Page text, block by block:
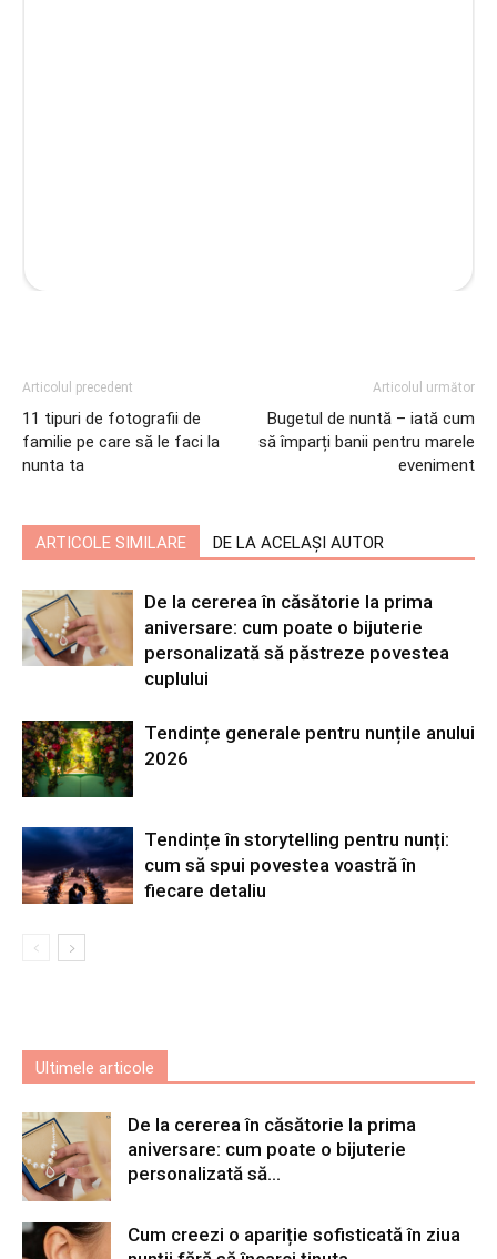
Articolul precedent
11 tipuri de fotografii de
familie pe care să le faci la
nunta ta
Articolul următor
Bugetul de nuntă – iată cum
să împarți banii pentru marele
eveniment
ARTICOLE SIMILARE DE LA ACELAȘI AUTOR
De la cererea în căsătorie la prima
aniversare: cum poate o bijuterie
personalizată să păstreze povestea
cuplului
Tendințe generale pentru nunțile anului
2026
Tendințe în storytelling pentru nunți:
cum să spui povestea voastră în
fiecare detaliu
Ultimele articole
De la cererea în căsătorie la prima
aniversare: cum poate o bijuterie
personalizată să...
Cum creezi o apariție sofisticată în ziua